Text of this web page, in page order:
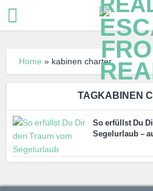
Home » kabinen charter
TAGKABINEN
So erfüllst Du
Segelurlaub –